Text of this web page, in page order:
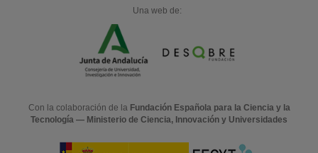
Una web de:
Con la colaboración de la Fundación Española para la Ciencia y la
Tecnología — Ministerio de Ciencia, Innovación y Universidades